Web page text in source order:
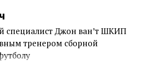
специалист Джон ван’т ШКИП
тренером сборной